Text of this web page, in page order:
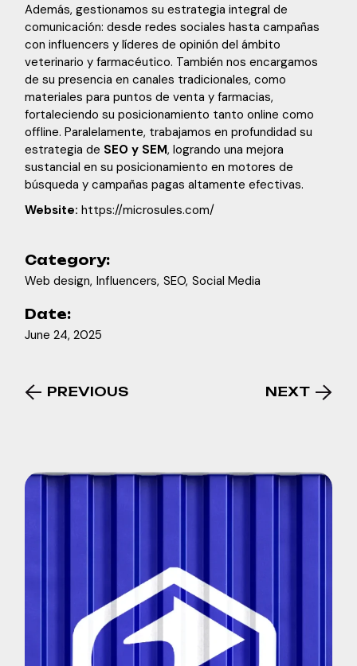
Además, gestionamos su estrategia integral de
comunicación: desde redes sociales hasta campañas
con influencers y líderes de opinión del ámbito
veterinario y farmacéutico. También nos encargamos
de su presencia en canales tradicionales, como
materiales para puntos de venta y farmacias,
fortaleciendo su posicionamiento tanto online como
offline. Paralelamente, trabajamos en profundidad su
estrategia de SEO y SEM, logrando una mejora
sustancial en su posicionamiento en motores de
búsqueda y campañas pagas altamente efectivas.
Website:https://microsules.com/
Category:
Web design Influencers SEO Social Media
Date:
June 24, 2025
PREVIOUS NEXT